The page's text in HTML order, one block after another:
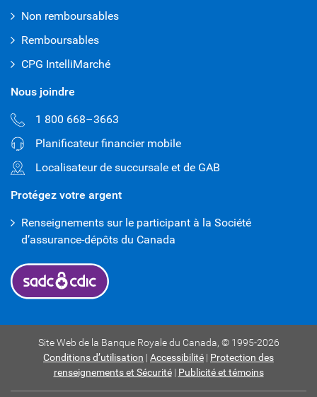
Non remboursables
Remboursables
CPG IntelliMarché
Nous joindre
1 800 668–3663
Planificateur financier mobile
Localisateur de succursale et de GAB
Protégez votre argent
Renseignements sur le participant à la Société
d’assurance-dépôts du Canada
Site Web de la Banque Royale du Canada, © 1995-2026
Conditions d’utilisation | Accessibilité | Protection des
renseignements et Sécurité| Publicité et témoins